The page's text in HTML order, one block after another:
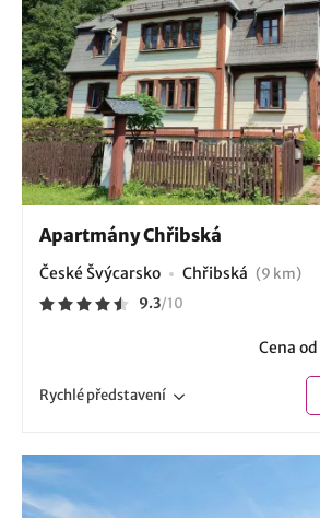
Apartmány Chřibská
České Švýcarsko Chřibská (9 km)
9.3/10
Cena od
Rychlépředstavení